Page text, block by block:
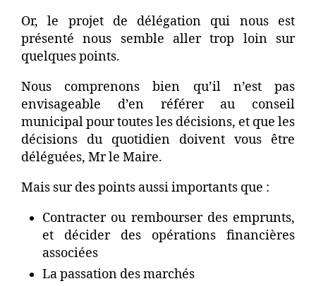
Or, le projet de délégation qui nous est
présenté nous semble aller trop loin sur
quelques points.
Nous comprenons bien qu’il n’est pas
envisageable d’en référer au conseil
municipal pour toutes les décisions, et que les
décisions du quotidien doivent vous être
déléguées, Mr le Maire.
Mais sur des points aussi importants que :
Contracter ou rembourser des emprunts,
et décider des opérations financières
associées
La passation des marchés